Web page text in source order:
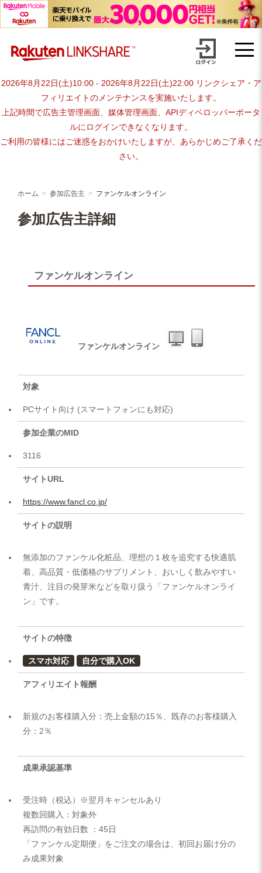
advertiser-html
2026年8月22日(土)10:00 - 2026年8月22日(土)22:00 リンクシェア・ア
フィリエイトのメンテナンスを実施いたします。
上記時間で広告主管理画面、媒体管理画面、APIディベロッパーポータ
ルにログインできなくなります。
ご利用の皆様にはご迷惑をおかけいたしますが、あらかじめご了承くだ
さい。
ホーム 参加広告主 ファンケルオンライン
参加広告主詳細
ファンケルオンライン
ファンケルオンライン
対象
PCサイト向け (スマートフォンにも対応)
参加企業のMID
3116
サイトURL
https://www.fancl.co.jp/
サイトの説明
無添加のファンケル化粧品、理想の１枚を追究する快適肌
着、高品質・低価格のサプリメント、おいしく飲みやすい
青汁、注目の発芽米などを取り扱う「ファンケルオンライ
ン」です。
サイトの特徴
スマホ対応 自分で購入OK
アフィリエイト報酬
新規のお客様購入分：売上金額の15％、既存のお客様購入
分：2％
成果承認基準
受注時（税込）※翌月キャンセルあり
複数回購入：対象外
再訪問の有効日数 ：45日
「ファンケル定期便」をご注文の場合は、初回お届け分の
み成果対象